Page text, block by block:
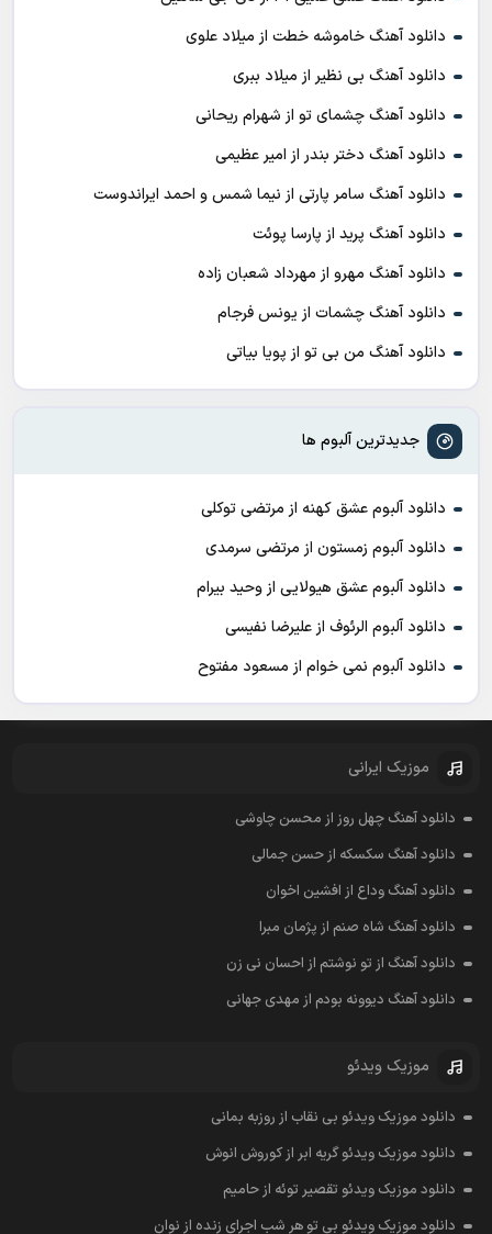
دانلود آهنگ خاموشه خطت از میلاد علوی
دانلود آهنگ بی نظیر از میلاد ببری
دانلود آهنگ چشمای تو از شهرام ریحانی
دانلود آهنگ دختر بندر از امیر عظیمی
دانلود آهنگ سامر پارتی از نیما شمس و احمد ایراندوست
دانلود آهنگ پرید از پارسا پوئت
دانلود آهنگ مهرو از مهرداد شعبان زاده
دانلود آهنگ چشمات از یونس فرجام
دانلود آهنگ من بی تو از پویا بیاتی
جدیدترین آلبوم ها
دانلود آلبوم عشق کهنه از مرتضی توکلی
دانلود آلبوم زمستون از مرتضی سرمدی
دانلود آلبوم عشق هیولایی از وحید بیرام
دانلود آلبوم الرئوف از علیرضا نفیسی
دانلود آلبوم نمی خوام از مسعود مفتوح
موزیک ایرانی
دانلود آهنگ چهل روز از محسن چاوشی
دانلود آهنگ سکسکه از حسن جمالی
دانلود آهنگ وداع از افشين اخوان
دانلود آهنگ شاه صنم از پژمان مبرا
دانلود آهنگ از تو نوشتم از احسان نی زن
دانلود آهنگ دیوونه بودم از مهدی جهانی
موزیک ویدئو
دانلود موزیک ویدئو بی نقاب از روزبه بمانی
دانلود موزیک ویدئو گریه ابر از کوروش انوش
دانلود موزیک ویدئو تقصیر توئه از حامیم
دانلود موزیک ویدئو بی تو هر شب اجرای زنده از نوان